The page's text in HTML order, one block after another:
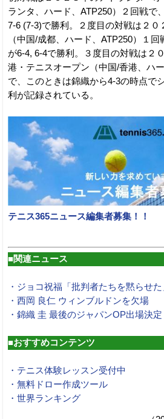
ランタ、ハード、ATP250）２回戦で
7-6 (7-3)で勝利。２度目の対戦は２０
（中国/成都、ハード、ATP250）１
が6-4, 6-4で勝利。３度目の対戦は２
港・テニスオープン（中国/香港、ハ
で、このときは錦織から4-3の時点で
利が記録されている。
テニス365ニュース編集者募集！！
■関連ニュース
・ジョコ祝福「批判者たちを黙らせた
・西岡 良仁 ウィンブルドンを欠場
・錦織 圭 最後のジャパンOP出場決定
■おすすめコンテンツ
・テニス体験レッスン受付中
・無料ドロー作成ツール
・世界ランキング